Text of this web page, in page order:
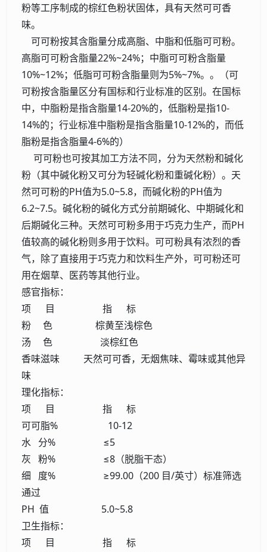
粉等工序制成的棕红色粉状固体，具有天然可可香
味。
可可粉按其含脂量分成高脂、中脂和低脂可可粉。
高脂可可粉含脂量22%~24%；中脂可可粉含脂量
10%~12%；低脂可可粉含脂量则为5%~7%。。（可
可粉按含脂量区分有国标和行业标准的区别。在国标
中，中脂粉是指含脂量14-20%的，低脂粉是指10-
14%的；行业标准中脂粉是指含脂量10-12%的，而低
脂粉是指含脂量4-6%的）
可可粉也可按其加工方法不同，分为天然粉和碱化
粉（其中碱化粉又可分为轻碱化粉和重碱化粉）。天
然可可粉的PH值为5.0~5.8，而碱化粉的PH值为
6.2~7.5。碱化粉的碱化方式分前期碱化、中期碱化和
后期碱化三种。天然可可粉多用于巧克力生产，而PH
值较高的碱化粉则多用于饮料。可可粉具有浓烈的香
气，除了直接用于巧克力和饮料生产外，可可粉还可
用在烟草、医药等其他行业。
感官指标：
项 目 指 标
粉 色 棕黄至浅棕色
汤 色 淡棕红色
香味滋味 天然可可香，无烟焦味、霉味或其他异
味
理化指标：
项 目 指 标
可可脂% 10-12
水 分% ≤5
灰 粉% ≤8（脱脂干态）
细 度% ≥99.00（200 目/英寸）标准筛选
通过
PH 值 5.0~5.8
卫生指标：
项 目 指 标